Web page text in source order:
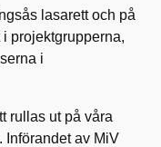
lasarett och på
projektgrupperna,
i
rullas ut på våra
Införandet av MiV